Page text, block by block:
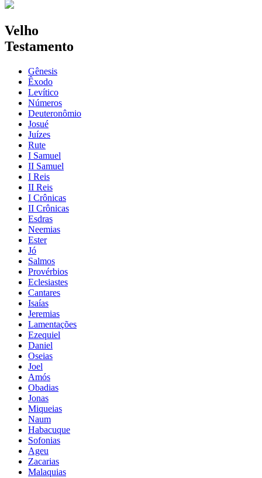
Velho
Testamento
Gênesis
Êxodo
Levítico
Números
Deuteronômio
Josué
Juízes
Rute
I Samuel
II Samuel
I Reis
II Reis
I Crônicas
II Crônicas
Esdras
Neemias
Ester
Jó
Salmos
Provérbios
Eclesiastes
Cantares
Isaías
Jeremias
Lamentações
Ezequiel
Daniel
Oseias
Joel
Amós
Obadias
Jonas
Miqueias
Naum
Habacuque
Sofonias
Ageu
Zacarias
Malaquias